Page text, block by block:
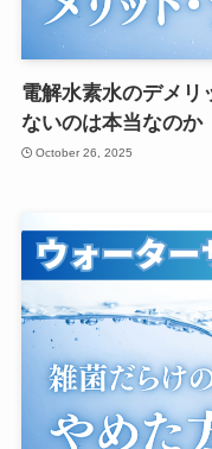
電解水素水のデメリ
ないのは本当なのか
October 26, 2025